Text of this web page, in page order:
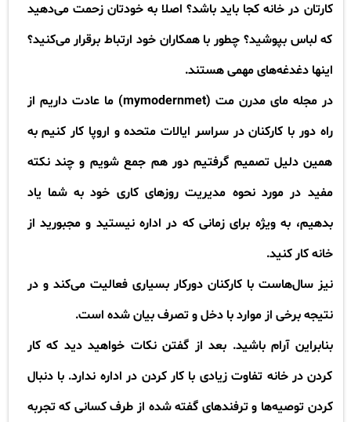
کارتان در خانه کجا باید باشد؟ اصلا به خودتان زحمت می‌دهید
که لباس بپوشید؟ چطور با همکاران خود ارتباط برقرار می‌کنید؟
اینها دغدغه‌های مهمی هستند.
در مجله مای مدرن مت (mymodernmet)
ما عادت داریم از
راه دور با کارکنان در سراسر ایالات متحده و اروپا کار کنیم به
همین دلیل تصمیم گرفتیم دور هم جمع شویم و چند نکته
مفید در مورد نحوه مدیریت روزهای کاری خود به شما یاد
بدهیم، به ویژه برای زمانی که در اداره نیستید و مجبورید از
خانه کار کنید.
نیز سال‌هاست با کارکنان دورکار بسیاری فعالیت می‌کند و در
نتیجه برخی از موارد با دخل و تصرف بیان شده است.
بنابراین آرام باشید. بعد از گفتن نکات خواهید دید که کار
کردن در خانه تفاوت زیادی با کار کردن در اداره ندارد. با دنبال
کردن توصیه‌ها و ترفند‌های گفته شده از طرف کسانی که تجربه